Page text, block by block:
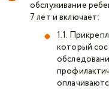
обслуживание
7 лет и включает:
1.1.
который